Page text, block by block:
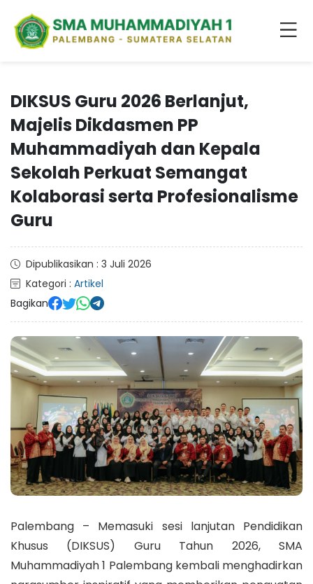
DIKSUS Guru 2026 Berlanjut,
Majelis Dikdasmen PP
Muhammadiyah dan Kepala
Sekolah Perkuat Semangat
Kolaborasi serta Profesionalisme
Guru
Dipublikasikan : 3 Juli 2026
Kategori : Artikel
Bagikan
Palembang – Memasuki sesi lanjutan Pendidikan
Khusus (DIKSUS) Guru Tahun 2026, SMA
Muhammadiyah 1 Palembang kembali menghadirkan